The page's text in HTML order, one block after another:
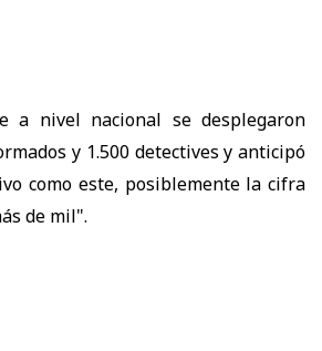
a nivel nacional se desplegaron
y 1.500 detectives y anticipó
como este, posiblemente la cifra
de mil".